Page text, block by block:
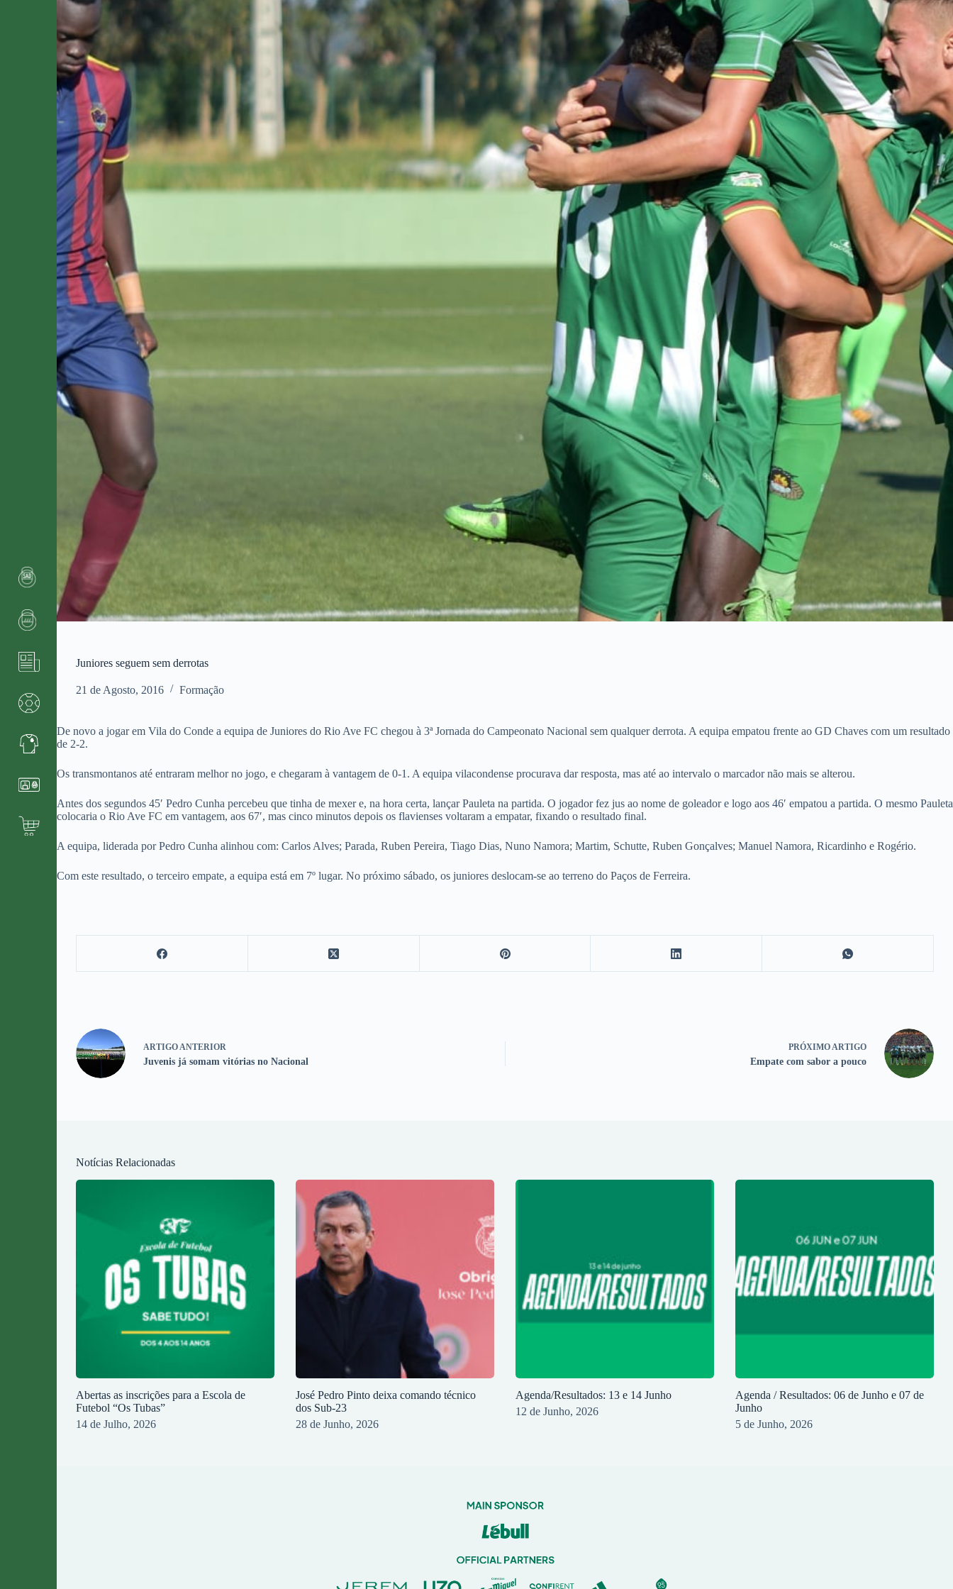
Juniores seguem sem derrotas
21 de Agosto, 2016 Formação
De novo a jogar em Vila do Conde a equipa de Juniores do Rio Ave FC chegou à 3ª Jornada do Campeonato Nacional sem qualquer derrota. A equipa empatou frente ao GD Chaves com um resultado
de 2-2.
Os transmontanos até entraram melhor no jogo, e chegaram à vantagem de 0-1. A equipa vilacondense procurava dar resposta, mas até ao intervalo o marcador não mais se alterou.
Antes dos segundos 45′ Pedro Cunha percebeu que tinha de mexer e, na hora certa, lançar Pauleta na partida. O jogador fez jus ao nome de goleador e logo aos 46′ empatou a partida. O mesmo Pauleta
colocaria o Rio Ave FC em vantagem, aos 67′, mas cinco minutos depois os flavienses voltaram a empatar, fixando o resultado final.
A equipa, liderada por Pedro Cunha alinhou com: Carlos Alves; Parada, Ruben Pereira, Tiago Dias, Nuno Namora; Martim, Schutte, Ruben Gonçalves; Manuel Namora, Ricardinho e Rogério.
Com este resultado, o terceiro empate, a equipa está em 7º lugar. No próximo sábado, os juniores deslocam-se ao terreno do Paços de Ferreira.
ARTIGO ANTERIOR
Juvenis já somam vitórias no Nacional
PRÓXIMO ARTIGO
Empate com sabor a pouco
Notícias Relacionadas
Abertas as inscrições para a Escola de
Futebol “Os Tubas”
14 de Julho, 2026
José Pedro Pinto deixa comando técnico
dos Sub-23
28 de Junho, 2026
Agenda/Resultados: 13 e 14 Junho
12 de Junho, 2026
Agenda / Resultados: 06 de Junho e 07 de
Junho
5 de Junho, 2026